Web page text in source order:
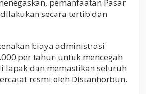
pemanfaatan Pasar
secara tertib dan
biaya administrasi
per tahun untuk mencegah
lapak dan memastikan seluruh
resmi oleh Distanhorbun.